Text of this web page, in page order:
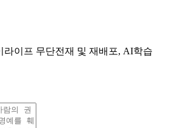
이프 무단전재 및 재배포, AI학습